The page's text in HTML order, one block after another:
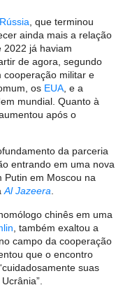
Rússia , que terminou
ainda mais a relação
2022 já haviam
de agora, segundo
cooperação militar e
os EUA , e a
mundial. Quanto à
após o
da parceria
entrando em uma nova
Putin em Moscou na
Al Jazeera.
chinês em uma
, também exaltou a
campo da cooperação
que o encontro
suas